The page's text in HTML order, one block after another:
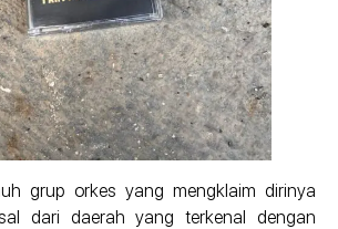
grup orkes yang mengklaim dirinya
dari daerah yang terkenal dengan